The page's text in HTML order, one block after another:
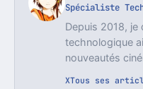
Spécialiste
Depuis 2018,
technologique
nouveautés
XTous ses